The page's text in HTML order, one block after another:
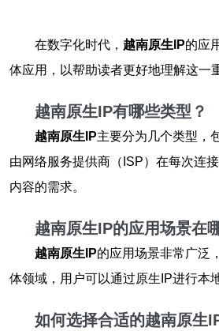
在数字化时代， 越南原生IP的应
体应用，以帮助读者更好地理解这一
越南原生IP有哪些类型？
越南原生IP主要分为几个类型，
由网络服务提供商（ISP）在每次连
内容的需求。
越南原生IP的应用场景在
越南原生IP的应用场景非常广泛
体领域，用户可以通过原生IP进行本
如何选择合适的越南原生